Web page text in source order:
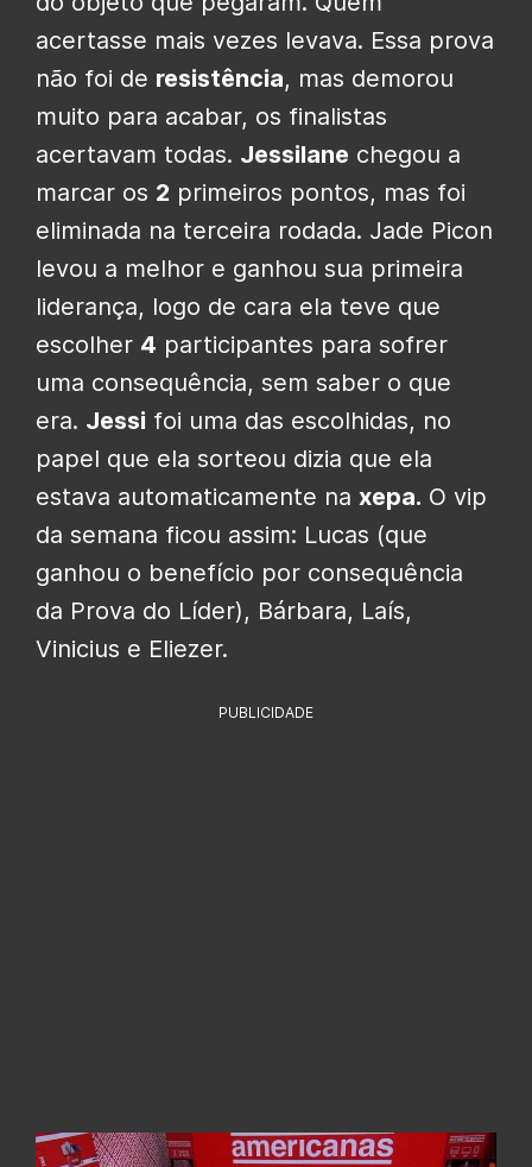
acertasse mais vezes levava. Essa prova
não foi de resistência, mas demorou
muito para acabar, os finalistas
acertavam todas. Jessilane chegou a
marcar os 2 primeiros pontos, mas foi
eliminada na terceira rodada. Jade Picon
levou a melhor e ganhou sua primeira
liderança, logo de cara ela teve que
escolher 4 participantes para sofrer
uma consequência, sem saber o que
era. Jessi foi uma das escolhidas, no
papel que ela sorteou dizia que ela
estava automaticamente na xepa. O vip
da semana ficou assim: Lucas (que
ganhou o benefício por consequência
da Prova do Líder), Bárbara, Laís,
Vinicius e Eliezer.
PUBLICIDADE